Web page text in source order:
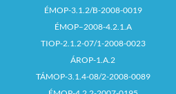
ÉMOP-3.1.2/B-2008-0019
ÉMOP–2008-4.2.1.A
TIOP-2.1.2-07/1-2008-0023
ÁROP-1.A.2
TÁMOP-3.1.4-08/2-2008-0089